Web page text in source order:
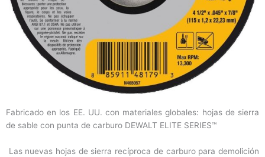
Fabricado en los EE. UU. con materiales globales: hojas de sierra
de sable con punta de carburo DEWALT ELITE SERIES™
Las nuevas hojas de sierra recíproca de carburo para demolición